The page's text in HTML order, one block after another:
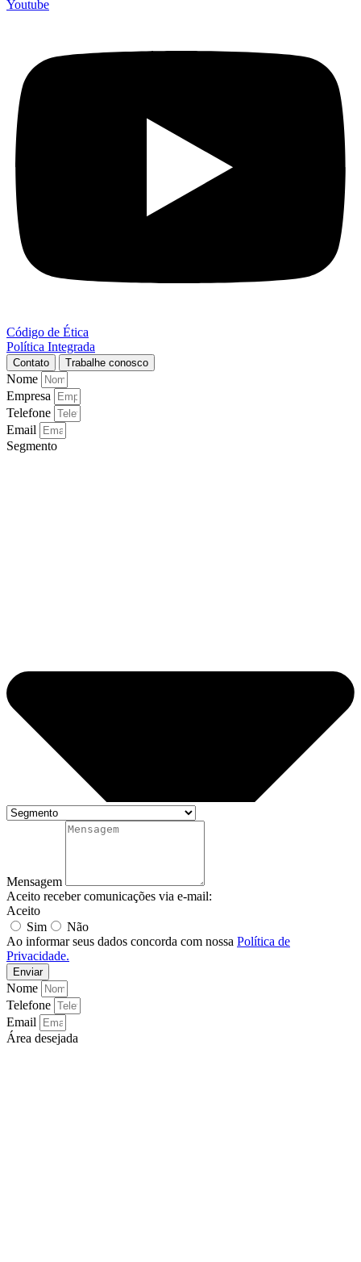
Youtube
Código de Ética
Política Integrada
Contato Trabalhe conosco
Nome
Empresa
Telefone
Email
Segmento
Mensagem
Aceito receber comunicações via e-mail:
Aceito
Sim
Não
Ao informar seus dados concorda com nossa Política de
Privacidade.
Enviar
Nome
Telefone
Email
Área desejada